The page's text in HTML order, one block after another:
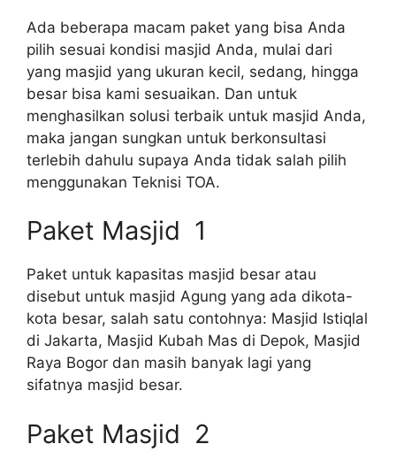
Ada beberapa macam paket yang bisa Anda
pilih sesuai kondisi masjid Anda, mulai dari
yang masjid yang ukuran kecil, sedang, hingga
besar bisa kami sesuaikan. Dan untuk
menghasilkan solusi terbaik untuk masjid Anda,
maka jangan sungkan untuk berkonsultasi
terlebih dahulu supaya Anda tidak salah pilih
menggunakan Teknisi TOA.
Paket Masjid 1
Paket untuk kapasitas masjid besar atau
disebut untuk masjid Agung yang ada dikota-
kota besar, salah satu contohnya: Masjid Istiqlal
di Jakarta, Masjid Kubah Mas di Depok, Masjid
Raya Bogor dan masih banyak lagi yang
sifatnya masjid besar.
Paket Masjid 2